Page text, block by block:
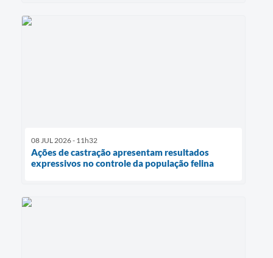
08 JUL 2026 - 11h32
Ações de castração apresentam resultados
expressivos no controle da população felina